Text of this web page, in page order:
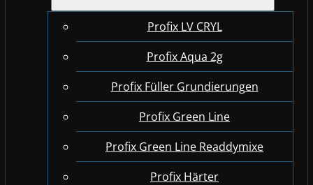
Profix LV CRYL
Profix Aqua 2g
Profix Füller Grundierungen
Profix Green Line
Profix Green Line Readdymixe
Profix Härter